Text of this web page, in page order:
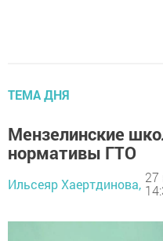
ТЕМА ДНЯ
Мензелинские
нормативы ГТО
Ильсеяр Хаертдинова, 27